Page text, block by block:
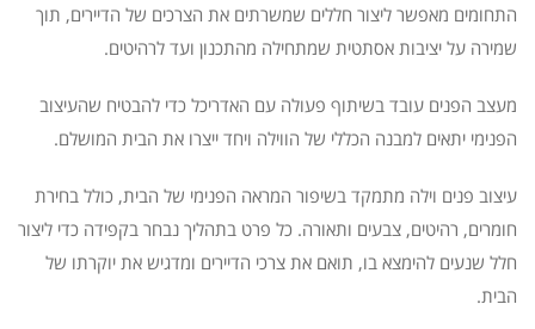
התחומים מאפשר ליצור חללים שמשרתים את הצרכים של הדיירים, תוך
שמירה על יציבות אסתטית שמתחילה מהתכנון ועד לרהיטים.
מעצב הפנים עובד בשיתוף פעולה עם האדריכל כדי להבטיח שהעיצוב
הפנימי יתאים למבנה הכללי של הווילה ויחד ייצרו את הבית המושלם.
עיצוב פנים וילה מתמקד בשיפור המראה הפנימי של הבית, כולל בחירת
חומרים, רהיטים, צבעים ותאורה. כל פרט בתהליך נבחר בקפידה כדי ליצור
חלל שנעים להימצא בו, תואם את צרכי הדיירים ומדגיש את יוקרתו של
הבית.